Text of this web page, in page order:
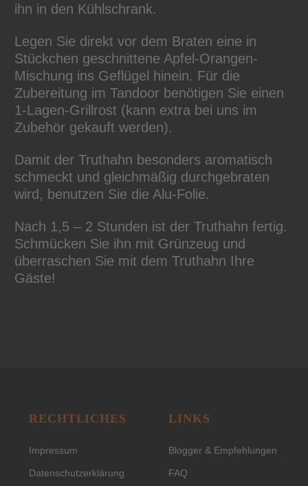
ihn in den Kühlschrank.
Legen Sie direkt vor dem Braten eine in
Stückchen geschnittene Apfel-Orangen-
Mischung ins Geflügel hinein. Für die
Zubereitung im Tandoor benötigen Sie einen
1-Lagen-Grillrost (kann extra bei uns im
Zubehör gekauft werden).
Damit der Truthahn besonders aromatisch
schmeckt und gleichmäßig durchgebraten
wird, benutzen Sie die Alu-Folie.
Nach 1,5 – 2 Stunden ist der Truthahn fertig.
Schmücken Sie ihn mit Grünzeug und
überraschen Sie mit dem Truthahn Ihre
Gäste!
RECHTLICHES
Impressum
Datenschutzerklärung
LINKS
Blogger & Empfehlungen
FAQ